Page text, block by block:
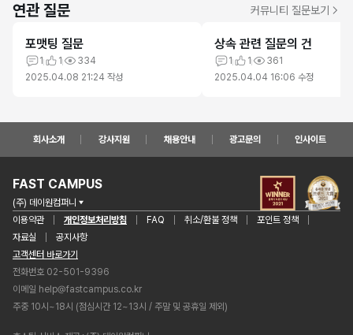
연관 질문 커뮤니티 질문보기
포맷팅 질문
1 1
334
2025.04.08 21:24 작성
상속 관련 질문의 건
1 1
361
2025.04.04 16:06 수정
회사소개 강사지원 채용안내 광고문의 인사이트
FAST CAMPUS
(주) 데이원컴퍼니
이용약관
개인정보처리방침 FAQ 취소/환불 정책
포인트 정책
자료실
공지사항
고객센터 바로가기
전화번호 02-501-9396
이메일 help@fastcampus.co.kr
주중 10시~18시 (점심시간 12~13시 / 주말 및 공휴일 제외)